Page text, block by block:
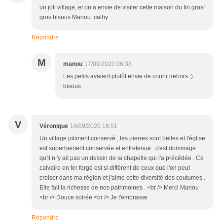
un joli village, et on a envie de visiter cette maison du fin gras!
gros bisous Manou. cathy
Répondre
M manou 17/09/2020 06:38
Les petits avaient plutôt envie de courir dehors :)
bisous
V Véronique 16/09/2020 18:51
Un village joliment conservé , les pierres sont belles et l'église
est superbement conservée et entretenue . c'est dommage
qu'il n 'y ait pas un dessin de la chapelle qui l'a précédée . Ce
calvaire en fer forgé est si différent de ceux que l'on peut
croiser dans ma région et j'aime cette diversité des coutumes .
Elle fait la richesse de nos patrimoines . <br /> Merci Manou
<br /> Douce soirée <br /> Je t'embrasse
Répondre